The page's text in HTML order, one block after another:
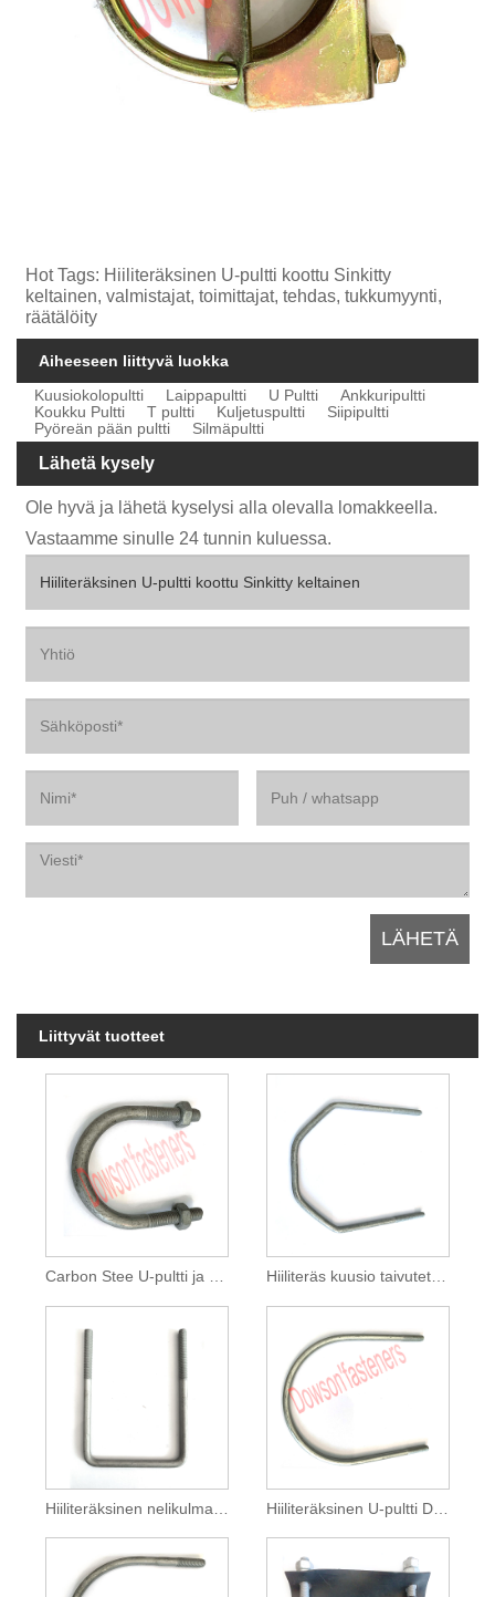
Hot Tags: Hiiliteräksinen U-pultti koottu Sinkitty
keltainen, valmistajat, toimittajat, tehdas, tukkumyynti,
räätälöity
Aiheeseen liittyvä luokka
Kuusiokolopultti
Laippapultti U Pultti
Ankkuripultti
Koukku Pultti
T pultti Kuljetuspultti
Siipipultti
Pyöreän pään pultti
Silmäpultti
Lähetä kysely
Ole hyvä ja lähetä kyselysi alla olevalla lomakkeella.
Vastaamme sinulle 24 tunnin kuluessa.
Liittyvät tuotteet